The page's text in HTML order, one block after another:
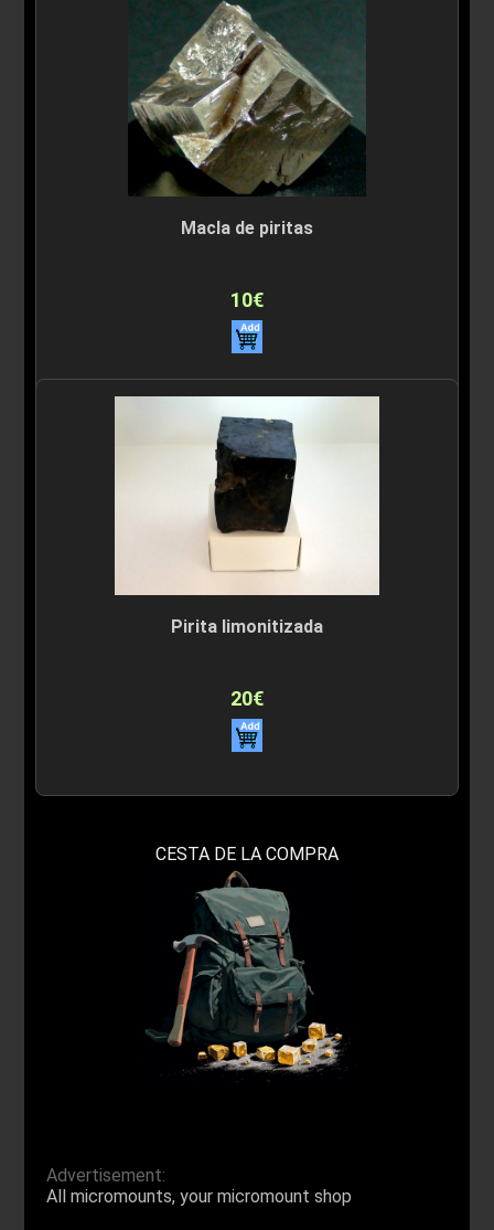
Macla de piritas
10€
Pirita limonitizada
20€
CESTA DE LA COMPRA
Advertisement:
All micromounts, your micromount shop